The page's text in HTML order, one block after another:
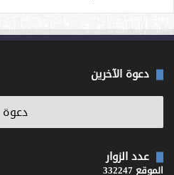
دعوة الآخرين
عدد الزوار
الموقع 332247